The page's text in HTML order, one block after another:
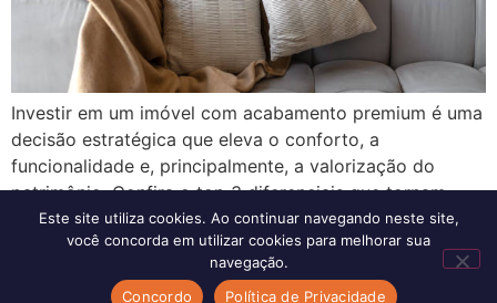
Investir em um imóvel com acabamento premium é uma
decisão estratégica que eleva o conforto, a
funcionalidade e, principalmente, a valorização do
patrimônio. Confira o top 3 diferenciais que tornam
esse tipo de acabamento indispensável para imóveis de
alto e médio padrão: 1o. Materiais de alta qualidade
Revestimentos como porcelanatos, mármores e
Este site utiliza cookies. Ao continuar navegando neste site,
você concorda em utilizar cookies para melhorar sua
navegação.
Concordo
Política de Privacidade